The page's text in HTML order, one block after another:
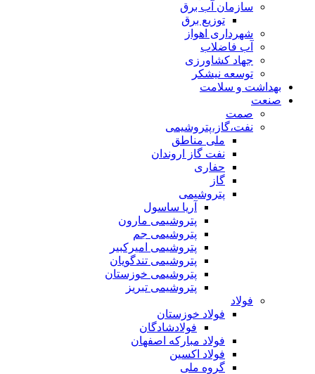
سازمان آب برق
توزیع برق
شهرداری اهواز
آب فاضلاب
جهاد کشاورزی
توسعه نیشکر
بهداشت و سلامت
صنعت
صمت
نفت،گاز،پتروشیمی
ملی مناطق
نفت گاز اروندان
حفاری
پتروشیمی
آریا ساسول
پتروشیمی مارون
پتروشیمی جم
پتروشیمی امیرکبیر
پتروشیمی تندگویان
پتروشیمی خوزستان
پتروشیمی تبریز
فولاد
فولاد خوزستان
فولادشادگان
فولاد مبارکه اصفهان
فولاد اکسین
گروه ملی